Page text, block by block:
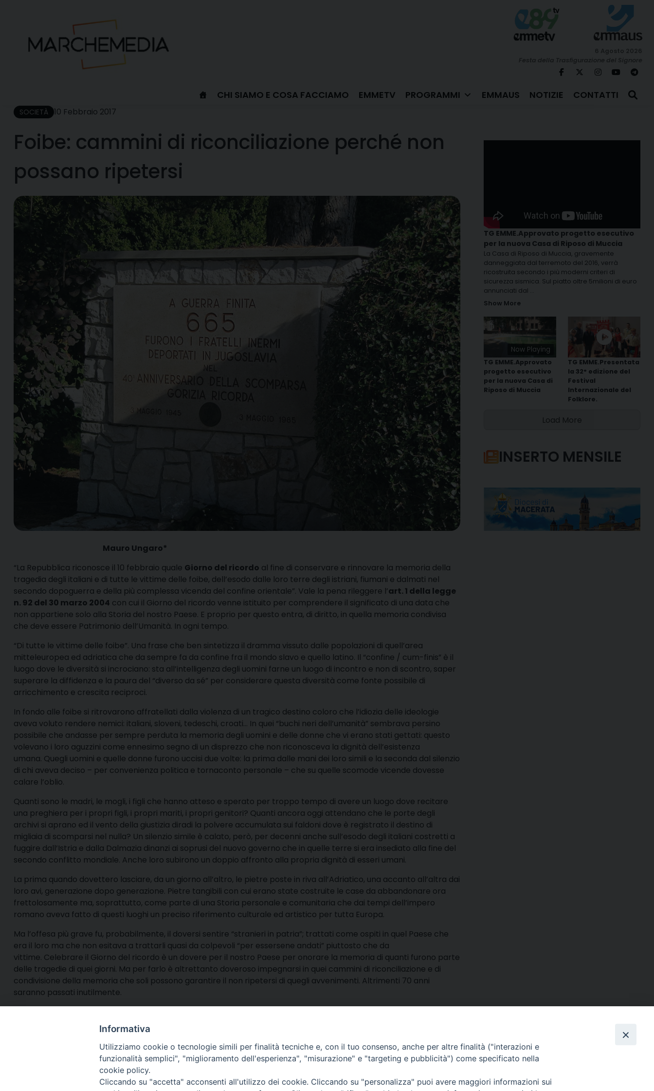
CHI SIAMO E COSA FACCIAMO EMMETV PROGRAMMI EMMAUS NOTIZIE CONTATTI
SOCIETÀ 10 Febbraio 2017
Foibe: cammini di riconciliazione perché non
possano ripetersi
Mauro Ungaro*
“La Repubblica riconosce il 10 febbraio quale Giorno del ricordo al fine di conservare e rinnovare la memoria della
tragedia degli italiani e di tutte le vittime delle foibe, dell’esodo dalle loro terre degli istriani, fiumani e dalmati nel
secondo dopoguerra e della più complessa vicenda del confine orientale”. Vale la pena rileggere l’art. 1 della legge
n. 92 del 30 marzo 2004 con cui il Giorno del ricordo venne istituito per comprendere il significato di una data che
non appartiene solo alla Storia del nostro Paese. E proprio per questo entra, di diritto, in quella memoria condivisa
che deve essere Patrimonio dell’Umanità. In ogni tempo.
“Di tutte le vittime delle foibe”. Una frase che ben sintetizza il dramma vissuto dalle popolazioni di quell’area
mitteleuropea ed adriatica che da sempre fa da confine fra il mondo slavo e quello latino. Il “confine / cum-finis” è il
luogo dove le diversità si incrociano: sta all’intelligenza degli uomini farne un luogo di incontro e non di scontro, saper
superare la diffidenza e la paura del “diverso da sé” per considerare questa diversità come fonte possibile di
arricchimento e crescita reciproci.
In fondo alle foibe si ritrovarono affratellati dalla violenza di un tragico destino coloro che l’idiozia delle ideologie
aveva voluto rendere nemici: italiani, sloveni, tedeschi, croati… In quei “buchi neri dell’umanità” sembrava persino
possibile che andasse per sempre perduta la memoria degli uomini e delle donne che vi erano stati gettati: questo
volevano i loro aguzzini come ennesimo segno di un disprezzo che non riconosceva la dignità dell’esistenza
umana. Quegli uomini e quelle donne furono uccisi due volte: la prima dalle mani dei loro simili e la seconda dal silenzio
di chi aveva deciso – per convenienza politica e tornaconto personale – che su quelle scomode vicende dovesse
calare l’oblio.
Quanti sono le madri, le mogli, i figli che hanno atteso e sperato per troppo tempo di avere un luogo dove recitare
una preghiera per i propri figli, i propri mariti, i propri genitori? Quanti ancora oggi attendano che le porte degli
archivi si aprano ed il vento della giustizia diradi la polvere accumulata sui faldoni dove è registrato il destino di
migliaia di scomparsi nel nulla? Un silenzio simile è calato, però, per decenni anche sull’esodo degli italiani costretti a
fuggire dall’Istria e dalla Dalmazia dinanzi ai soprusi del nuovo governo che in quelle terre si era insediato alla fine del
secondo conflitto mondiale. Anche loro subirono un doppio affronto alla propria dignità di esseri umani.
La prima quando dovettero lasciare, da un giorno all’altro, le pietre poste in riva all’Adriatico, una accanto all’altra dai
loro avi, generazione dopo generazione. Pietre tangibili con cui erano state costruite le case da abbandonare ora
frettolosamente ma, soprattutto, come parte di una Storia personale e comunitaria che dai tempi dell’impero
romano aveva fatto di questi luoghi un preciso riferimento culturale ed artistico per tutta Europa.
Ma l’offesa più grave fu, probabilmente, il doversi sentire “stranieri in patria”; trattati come ospiti in quel Paese che
era il loro ma che non esitava a trattarli quasi da colpevoli “per essersene andati” piuttosto che da
vittime. Celebrare il Giorno del ricordo è un dovere per il nostro Paese per onorare la memoria di quanti furono parte
delle tragedie di quei giorni. Ma per farlo è altrettanto doveroso impegnarsi in quei cammini di riconciliazione e di
condivisione della memoria che soli possono garantire il non ripetersi di quegli avvenimenti. Altrimenti 70 anni
saranno passati inutilmente.
TG EMME.Approvato progetto esecutivo
per la nuova Casa di Riposo di Muccia
La Casa di Riposo di Muccia, gravemente
danneggiata dal terremoto del 2016, verrà
ricostruita secondo i più moderni criteri di
sicurezza sismica. Sul piatto oltre 5milioni di euro
annunciati dal ...
Show More
Now Playing
TG EMME.Approvato
progetto esecutivo
per la nuova Casa di
Riposo di Muccia
TG EMME.Presentata
la 32° edizione del
Festival
Internazionale del
Folklore.
Load More
INSERTO MENSILE
Registrazione Trib. di Macerata: N. 2329/17 del 26/05/2017
Informativa
Utilizziamo cookie o tecnologie simili per finalità tecniche e, con il tuo consenso, anche per altre finalità ("interazioni e
funzionalità semplici", "miglioramento dell'esperienza", "misurazione" e "targeting e pubblicità") come specificato nella
cookie policy.
Cliccando su "accetta" acconsenti all'utilizzo dei cookie. Cliccando su "personalizza" puoi avere maggiori informazioni sui